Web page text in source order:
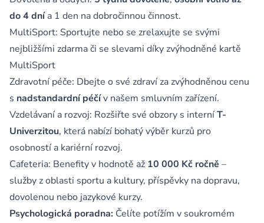
do 4 dnía 1 den na dobročinnou činnost.
MultiSport: Sportujte nebo se zrelaxujte se svými
nejbližšími zdarma či se slevami díky zvýhodněné kartě
MultiSport
Zdravotní péče: Dbejte o své zdraví za zvýhodněnou cenu
s nadstandardní péčív našem smluvním zařízení.
Vzdelávaní a rozvoj: Rozšiřte své obzory s interníT-
Univerzitou, která nabízí bohatý výběr kurzů pro
osobností a kariérní rozvoj.
Cafeteria: Benefity v hodnotě až 10 000 Kč ročně –
služby z oblasti sportu a kultury, příspěvky na dopravu,
dovolenou nebo jazykové kurzy.
Psychologická poradna: Čelíte potížím v soukromém